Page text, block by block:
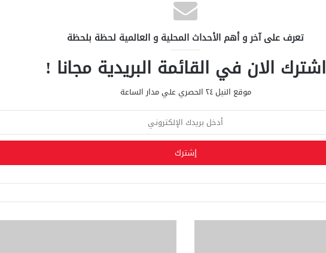
تعرف على آخر و أهم الأحداث المحلية و العالمية لحظة بلحظة
اشترك الان في القائمة البريدية مجانا !
موقع النيل ٢٤ الحصري علي مدار الساعة